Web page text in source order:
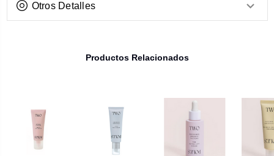
Otros Detalles
Productos Relacionados